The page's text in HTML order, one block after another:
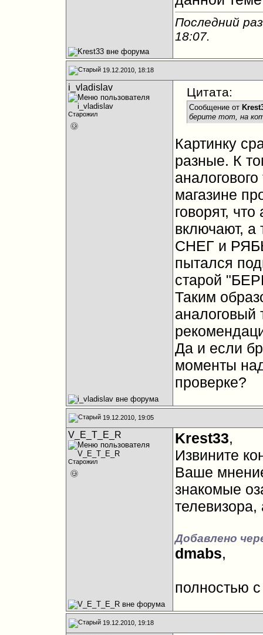
Последний
18:07.
19.12.2010, 18:18
i_vladislav
Старожил
Цитата:
Сообщение от
берите тот, на
Картинку
разные. К
магазине
говорят,
включают, а
СНЕГ и РЯБЬ
пытался
старой
Таким
аналоговый
Да и если
моменты
проверке?
19.12.2010, 19:05
V_E_T_E_R
Старожил
Krest33,
Извините
Ваше
знакомые
Добавлено
dmabs,
полностью
19.12.2010, 19:18